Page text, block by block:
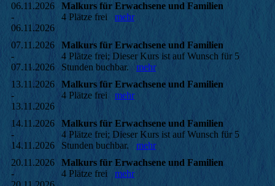
06.11.2026
-
06.11.2026
Malkurs für Erwachsene und Familien
4 Plätze frei mehr
07.11.2026
-
07.11.2026
Malkurs für Erwachsene und Familien
4 Plätze frei; Dieser Kurs ist auf Wunsch für 5
Stunden buchbar. mehr
13.11.2026
-
13.11.2026
Malkurs für Erwachsene und Familien
4 Plätze frei mehr
14.11.2026
-
14.11.2026
Malkurs für Erwachsene und Familien
4 Plätze frei; Dieser Kurs ist auf Wunsch für 5
Stunden buchbar. mehr
20.11.2026
-
Malkurs für Erwachsene und Familien
4 Plätze frei mehr